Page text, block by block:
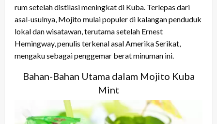
rum setelah distilasi meningkat di Kuba. Terlepas dari
asal-usulnya, Mojito mulai populer di kalangan penduduk
lokal dan wisatawan, terutama setelah Ernest
Hemingway, penulis terkenal asal Amerika Serikat,
mengaku sebagai penggemar berat minuman ini.
Bahan-Bahan Utama dalam Mojito Kuba
Mint